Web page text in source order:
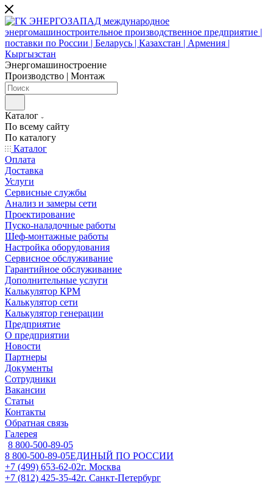
Энергомашиностроение
Производство | Монтаж
Каталог
По всему сайту
По каталогу
Каталог
Оплата
Доставка
Услуги
Сервисные службы
Анализ и замеры сети
Проектирование
Пуско-наладочные работы
Шеф-монтажные работы
Настройка оборудования
Сервисное обслуживание
Гарантийное обслуживание
Дополнительные услуги
Калькулятор КРМ
Калькулятор сети
Калькулятор генерации
Предприятие
О предприятии
Новости
Партнеры
Документы
Сотрудники
Вакансии
Статьи
Контакты
Обратная связь
Галерея
8 800-500-89-05
8 800-500-89-05ЕДИНЫЙ ПО РОССИИ
+7 (499) 653-62-02г. Москва
+7 (812) 425-35-42г. Санкт-Петербург